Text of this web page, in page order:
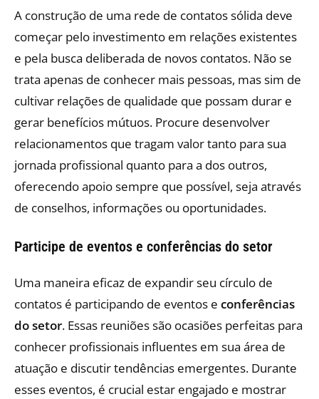
A construção de uma rede de contatos sólida deve
começar pelo investimento em relações existentes
e pela busca deliberada de novos contatos. Não se
trata apenas de conhecer mais pessoas, mas sim de
cultivar relações de qualidade que possam durar e
gerar benefícios mútuos. Procure desenvolver
relacionamentos que tragam valor tanto para sua
jornada profissional quanto para a dos outros,
oferecendo apoio sempre que possível, seja através
de conselhos, informações ou oportunidades.
Participe de eventos e conferências do setor
Uma maneira eficaz de expandir seu círculo de
contatos é participando de eventos e conferências
do setor. Essas reuniões são ocasiões perfeitas para
conhecer profissionais influentes em sua área de
atuação e discutir tendências emergentes. Durante
esses eventos, é crucial estar engajado e mostrar